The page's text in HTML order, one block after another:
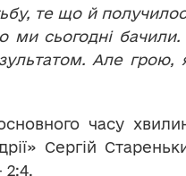
те що й
сьогодні бачили.
Але
часу
Сергій
2:4.